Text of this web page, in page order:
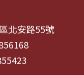
北安路55號